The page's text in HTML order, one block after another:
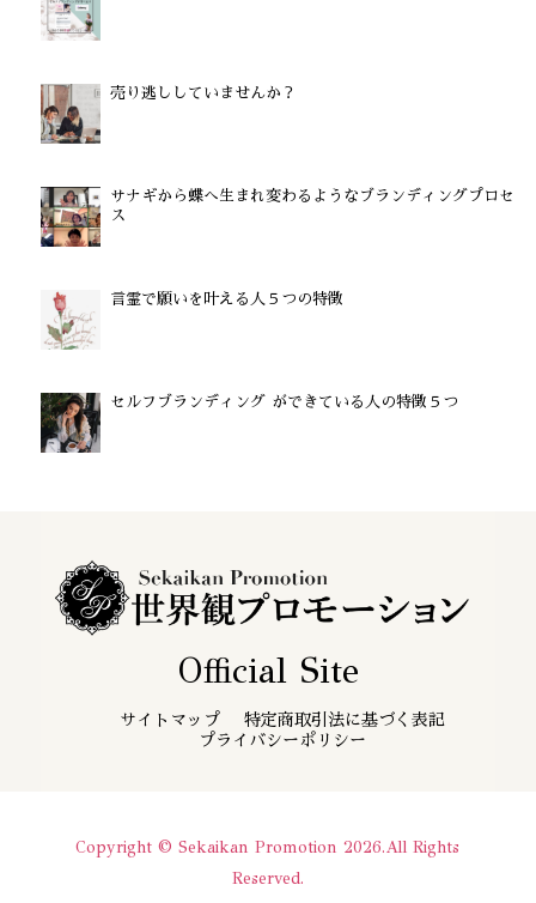
売り逃ししていませんか？
サナギから蝶へ生まれ変わるようなブランディングプロセ
ス
言霊で願いを叶える人５つの特徴
セルフブランディング ができている人の特徴５つ
Official Site
サイトマップ
特定商取引法に基づく表記
プライバシーポリシー
Copyright © Sekaikan Promotion2026.All Rights
Reserved.